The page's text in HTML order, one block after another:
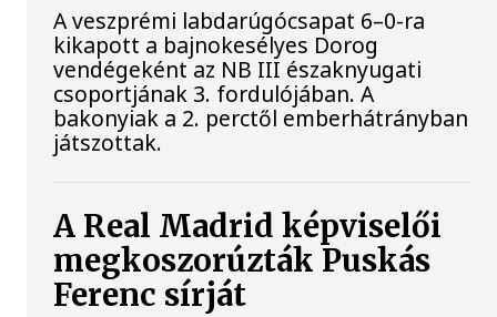
A veszprémi labdarúgócsapat 6–0-ra
kikapott a bajnokesélyes Dorog
vendégeként az NB III északnyugati
csoportjának 3. fordulójában. A
bakonyiak a 2. perctől emberhátrányban
játszottak.
A Real Madrid képviselői
megkoszorúzták Puskás
Ferenc sírját